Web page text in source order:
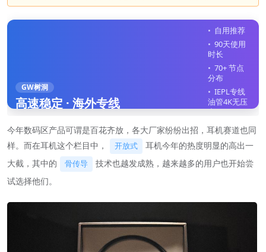
GW树洞
高速稳定 · 海外专线
自用推荐
90天使用
时长
70+ 节点
分布
IEPL专线
油管4K无压
力
全平台客
户端
不限制在
线设备
立即注册
今年数码区产品可谓是百花齐放，各大厂家纷纷出招，耳机赛道也同
样。而在耳机这个栏目中，
开放式
耳机今年的热度明显的高出一
大截，其中的
骨传导
技术也越发成熟，越来越多的用户也开始尝
试选择他们。